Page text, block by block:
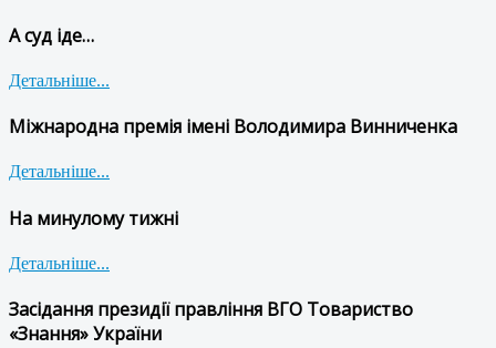
А суд іде…
Детальніше...
Міжнародна премія імені Володимира Винниченка
Детальніше...
На минулому тижні
Детальніше...
Засідання президії правління ВГО Товариство
«Знання» України